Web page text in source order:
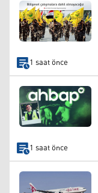
1 saat önce
1 saat önce